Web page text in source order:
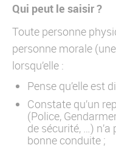
Qui peut le saisir ?
Toute personne
personne morale
lorsqu’elle :
Pense qu’elle est
Constate qu’un
(Police,
de sécurité, …)
bonne conduite ;